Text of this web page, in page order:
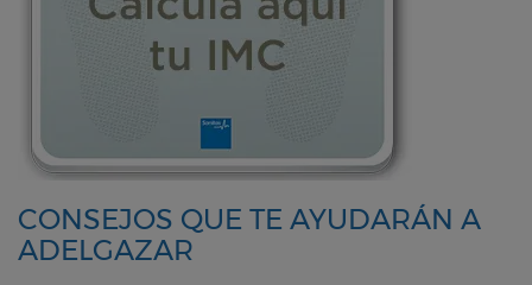
CONSEJOS QUE TE AYUDARÁN A
ADELGAZAR